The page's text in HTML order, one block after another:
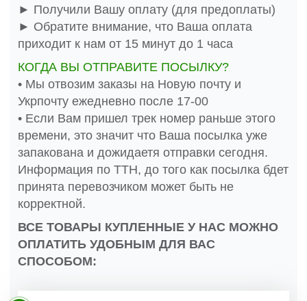
► Получили Вашу оплату (для предоплаты)
► Обратите внимание, что Ваша оплата
приходит к нам от 15 минут до 1 часа
КОГДА ВЫ ОТПРАВИТЕ ПОСЫЛКУ?
• Мы отвозим заказы на Новую почту и
Укрпочту ежедневно после 17-00
• Если Вам пришел трек номер раньше этого
времени, это значит что Ваша посылка уже
запакована и дожидаетя отправки сегодня.
Информация по ТТН, до того как посылка бдет
принята перевозчиком может быть не
корректной.
ВСЕ ТОВАРЫ КУПЛЕННЫЕ У НАС МОЖНО
ОПЛАТИТЬ УДОБНЫМ ДЛЯ ВАС
СПОСОБОМ: